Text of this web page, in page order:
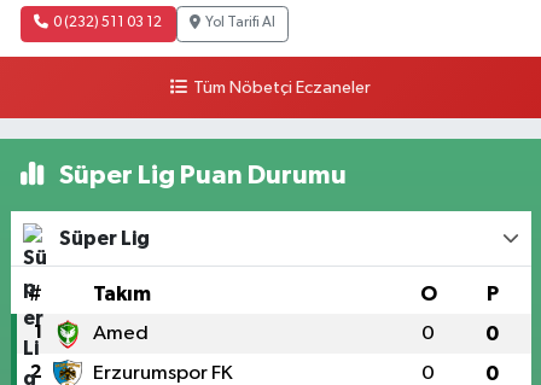
0 (232) 511 03 12 Yol Tarifi Al
Tüm Nöbetçi Eczaneler
Süper Lig Puan Durumu
Süper Lig
# Takım O P
1 Amed 0 0
2 Erzurumspor FK 0 0